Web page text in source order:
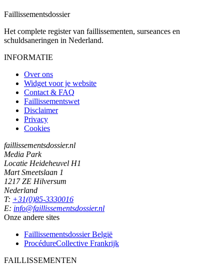
Faillissementsdossier
Het complete register van faillissementen, surseances en
schuldsaneringen in Nederland.
INFORMATIE
Over ons
Widget voor je website
Contact & FAQ
Faillissementswet
Disclaimer
Privacy
Cookies
faillissementsdossier.nl
Media Park
Locatie Heideheuvel H1
Mart Smeetslaan 1
1217 ZE Hilversum
Nederland
T: +31(0)85-3330016
E: info@faillissementsdossier.nl
Onze andere sites
Faillissementsdossier België
ProcédureCollective Frankrijk
FAILLISSEMENTEN